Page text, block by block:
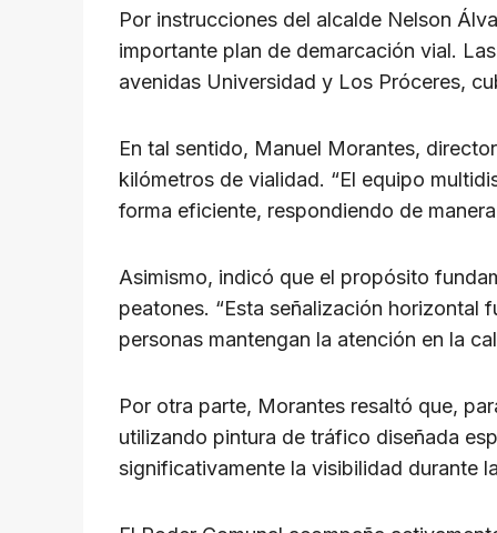
p o
k
k
Por instrucciones del alcalde Nelson
importante plan de demarcación vial.
avenidas Universidad y Los Próceres,
En tal sentido, Manuel Morantes,
kilómetros de vialidad. “El equipo
forma eficiente, respondiendo de
Asimismo, indicó que el propósito
peatones. “Esta señalización horizontal
personas mantengan la atención en la
Por otra parte, Morantes resaltó que,
utilizando pintura de tráfico diseñada
significativamente la visibilidad durante